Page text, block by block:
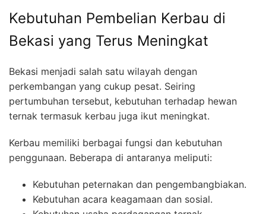
Kebutuhan Pembelian Kerbau di
Bekasi yang Terus Meningkat
Bekasi menjadi salah satu wilayah dengan
perkembangan yang cukup pesat. Seiring
pertumbuhan tersebut, kebutuhan terhadap hewan
ternak termasuk kerbau juga ikut meningkat.
Kerbau memiliki berbagai fungsi dan kebutuhan
penggunaan. Beberapa di antaranya meliputi:
Kebutuhan peternakan dan pengembangbiakan.
Kebutuhan acara keagamaan dan sosial.